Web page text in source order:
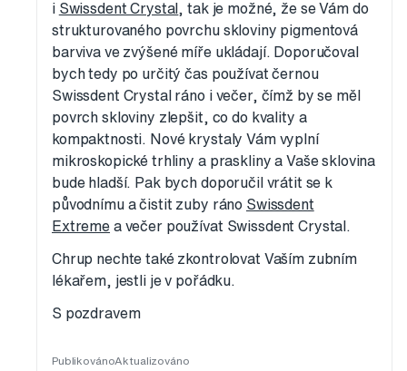
i Swissdent Crystal
, tak je možné, že se Vám do
strukturovaného povrchu skloviny pigmentová
barviva ve zvýšené míře ukládají. Doporučoval
bych tedy po určitý čas používat černou
Swissdent Crystal ráno i večer, čímž by se měl
povrch skloviny zlepšit, co do kvality a
kompaktnosti. Nové krystaly Vám vyplní
mikroskopické trhliny a praskliny a Vaše sklovina
bude hladší. Pak bych doporučil vrátit se k
původnímu a čistit zuby ráno Swissdent
Extreme a večer používat Swissdent Crystal.
Chrup nechte také zkontrolovat Vaším zubním
lékařem, jestli je v pořádku.
S pozdravem
PublikovánoAktualizováno